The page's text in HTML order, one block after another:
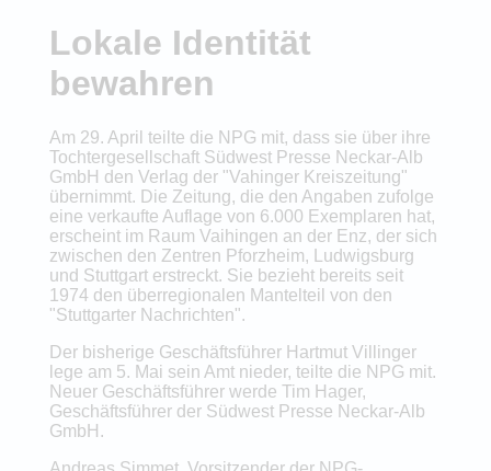
Lokale Identität
bewahren
Am 29. April teilte die NPG mit, dass sie über ihre
Tochtergesellschaft Südwest Presse Neckar-Alb
GmbH den Verlag der "Vahinger Kreiszeitung"
übernimmt. Die Zeitung, die den Angaben zufolge
eine verkaufte Auflage von 6.000 Exemplaren hat,
erscheint im Raum Vaihingen an der Enz, der sich
zwischen den Zentren Pforzheim, Ludwigsburg
und Stuttgart erstreckt. Sie bezieht bereits seit
1974 den überregionalen Mantelteil von den
"Stuttgarter Nachrichten".
Der bisherige Geschäftsführer Hartmut Villinger
lege am 5. Mai sein Amt nieder, teilte die NPG mit.
Neuer Geschäftsführer werde Tim Hager,
Geschäftsführer der Südwest Presse Neckar-Alb
GmbH.